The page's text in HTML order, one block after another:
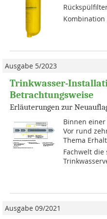
Kombination
Ausgabe 5/2023
Trinkwasser-
Betrachtungsweise
Erläuterungen zur
Binnen
Vor rund
Thema
Fachwelt
Ausgabe 09/2021